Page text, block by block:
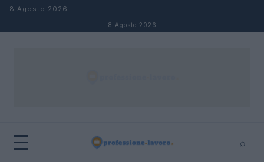
Salta al contenuto
8 Agosto 2026
8 Agosto 2026
⌕